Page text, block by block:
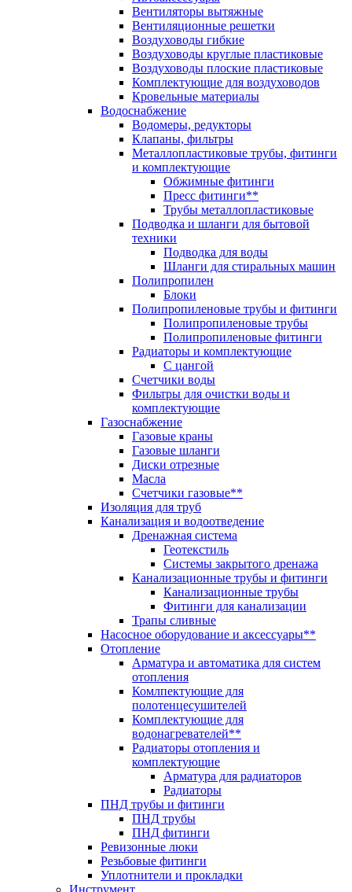
Вентиляторы вытяжные
Вентиляционные решетки
Воздуховоды гибкие
Воздуховоды круглые пластиковые
Воздуховоды плоские пластиковые
Комплектующие для воздуховодов
Кровельные материалы
Водоснабжение
Водомеры, редукторы
Клапаны, фильтры
Металлопластиковые трубы, фитинги
и комплектующие
Обжимные фитинги
Пресс фитинги**
Трубы металлопластиковые
Подводка и шланги для бытовой
техники
Подводка для воды
Шланги для стиральных машин
Полипропилен
Блоки
Полипропиленовые трубы и фитинги
Полипропиленовые трубы
Полипропиленовые фитинги
Радиаторы и комплектующие
С цангой
Счетчики воды
Фильтры для очистки воды и
комплектующие
Газоснабжение
Газовые краны
Газовые шланги
Диски отрезные
Масла
Счетчики газовые**
Изоляция для труб
Канализация и водоотведение
Дренажная система
Геотекстиль
Системы закрытого дренажа
Канализационные трубы и фитинги
Канализационные трубы
Фитинги для канализации
Трапы сливные
Насосное оборудование и аксессуары**
Отопление
Арматура и автоматика для систем
отопления
Комлпектующие для
полотенцесушителей
Комплектующие для
водонагревателей**
Радиаторы отопления и
комплектующие
Арматура для радиаторов
Радиаторы
ПНД трубы и фитинги
ПНД трубы
ПНД фитинги
Ревизонные люки
Резьбовые фитинги
Уплотнители и прокладки
Инструмент